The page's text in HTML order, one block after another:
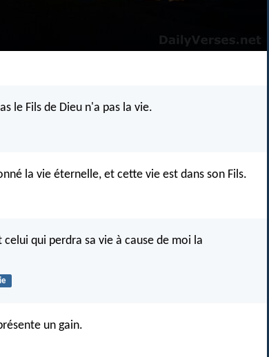
le Fils de Dieu n'a pas la vie.
la vie éternelle, et cette vie est dans son Fils.
qui perdra sa vie à cause de moi la
un gain.